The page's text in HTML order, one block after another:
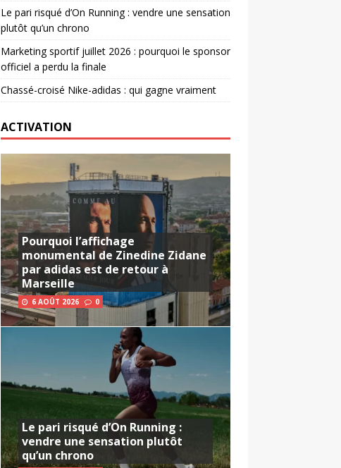
Le pari risqué d’On Running : vendre une sensation
plutôt qu’un chrono
Marketing sportif juillet 2026 : pourquoi le sponsor
officiel a perdu la finale
Chassé-croisé Nike-adidas : qui gagne vraiment
ACTIVATION
Pourquoi l’affichage
monumental de Zinedine Zidane
par adidas est de retour à
Marseille
6 AOÛT 2026 0
Le pari risqué d’On Running :
vendre une sensation plutôt
qu’un chrono